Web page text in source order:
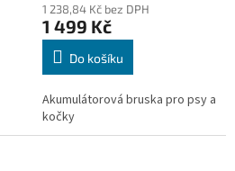
1 238,84 Kč bez DPH
1 499 Kč
Do košíku
Akumulátorová bruska pro psy a
kočky